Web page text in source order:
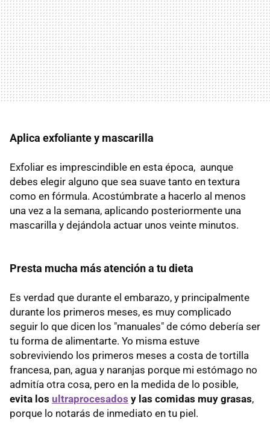
Aplica exfoliante y mascarilla
Exfoliar es imprescindible en esta época, aunque
debes elegir alguno que sea suave tanto en textura
como en fórmula. Acostúmbrate a hacerlo al menos
una vez a la semana, aplicando posteriormente una
mascarilla y dejándola actuar unos veinte minutos.
Presta mucha más atención a tu dieta
Es verdad que durante el embarazo, y principalmente
durante los primeros meses, es muy complicado
seguir lo que dicen los "manuales" de cómo debería ser
tu forma de alimentarte. Yo misma estuve
sobreviviendo los primeros meses a costa de tortilla
francesa, pan, agua y naranjas porque mi estómago no
admitía otra cosa, pero en la medida de lo posible,
evita los ultraprocesados y las comidas muy grasas,
porque lo notarás de inmediato en tu piel.